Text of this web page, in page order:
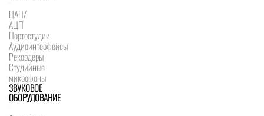
ЦАП/
АЦП
Портостудии
Аудиоинтерфейсы
Рекордеры
Студийные
микрофоны
ЗВУКОВОЕ
ОБОРУДОВАНИЕ